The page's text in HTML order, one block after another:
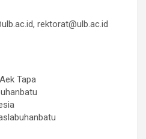
rektorat@ulb.ac.id
Tapa